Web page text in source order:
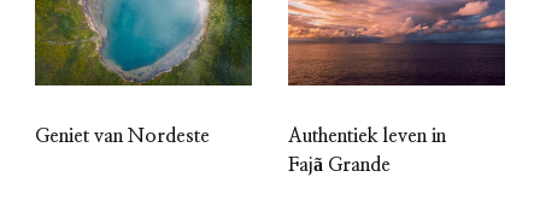
Geniet van Nordeste
Authentiek leven in
Fajã Grande